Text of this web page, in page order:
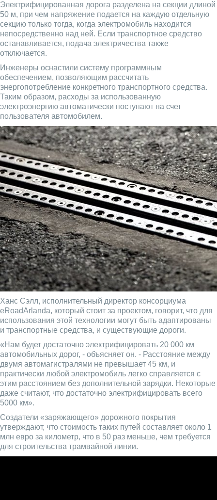
Электрифицированная дорога разделена на секции длиной
50 м, при чем напряжение подается на каждую отдельную
секцию только тогда, когда электромобиль находится
непосредственно над ней. Если транспортное средство
останавливается, подача электричества также
отключается.
Инженеры оснастили систему программным
обеспечением, позволяющим рассчитать
энергопотребление конкретного транспортного средства.
Таким образом, расходы за использованную
электроэнергию автоматически поступают на счет
пользователя автомобилем.
Ханс Сэлл, исполнительный директор консорциума
eRoadArlanda, который стоит за проектом, говорит, что для
использования этой технологии могут быть адаптированы
и транспортные средства, и существующие дороги.
«Нам будет достаточно электрифицировать 20 000 км
автомобильных дорог, - объясняет он. - Расстояние между
двумя автомагистралями не превышает 45 км, и
практически любой электромобиль легко справляется с
этим расстоянием без дополнительной зарядки. Некоторые
даже считают, что достаточно электрифицировать всего
5000 км».
Создатели «заряжающего» дорожного покрытия
утверждают, что стоимость таких путей составляет около 1
млн евро за километр, что в 50 раз меньше, чем требуется
для строительства трамвайной линии.